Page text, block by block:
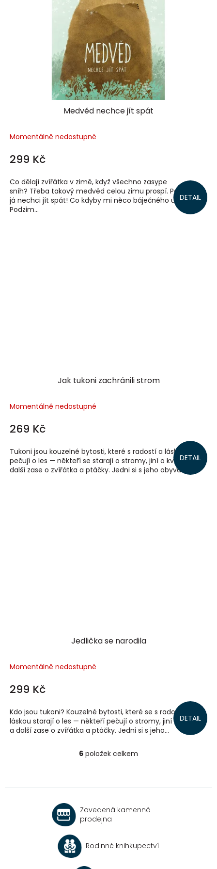
Medvěd nechce jít spát
Momentálně nedostupné
299 Kč
DETAIL
Co dělají zvířátka v zimě, když všechno zasype
sníh? Třeba takový medvěd celou zimu prospí. Počkat, ale
já nechci jít spát! Co kdyby mi něco báječného uteklo?
Podzim...
Jak tukoni zachránili strom
Momentálně nedostupné
269 Kč
DETAIL
Tukoni jsou kouzelné bytosti, které s radostí a láskou
pečují o les — někteří se starají o stromy, jiní o květiny a
další zase o zvířátka a ptáčky. Jedni si s jeho obyvateli...
Jedlička se narodila
Momentálně nedostupné
299 Kč
DETAIL
Kdo jsou tukoni? Kouzelné bytosti, které se s radostí a
láskou starají o les — někteří pečují o stromy, jiní o květiny
a další zase o zvířátka a ptáčky. Jedni si s jeho...
O
c
í
r
v
6 položek celkem
Zavedená kamenná
prodejna
Rodinné knihkupectví